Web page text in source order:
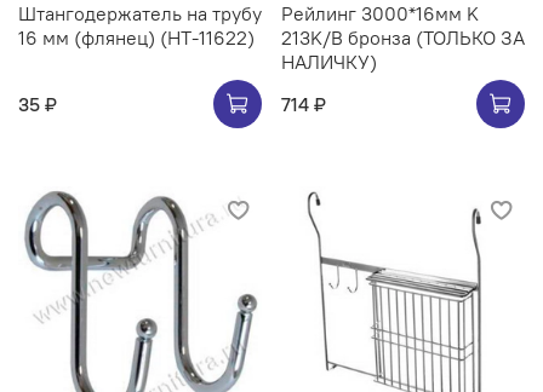
Штангодержатель на трубу
16 мм (флянец) (НТ-11622)
35 ₽
Рейлинг 3000*16мм K
213K/B бронза (ТОЛЬКО ЗА
НАЛИЧКУ)
714 ₽